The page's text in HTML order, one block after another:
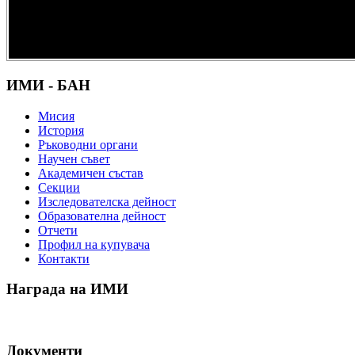
наследство” -
DiPP2017
ИМИ - БАН
Мисия
История
Ръководни органи
Научен съвет
Академичен състав
Секции
Изследователска дейност
Образователна дейност
Отчети
Профил на купувача
Контакти
Награда на ИМИ
Документи